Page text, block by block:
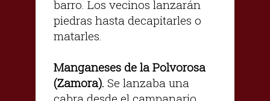
barro. Los vecinos lanzarán
piedras hasta decapitarles o
matarles.
Manganeses de la Polvorosa
(Zamora). Se lanzaba una